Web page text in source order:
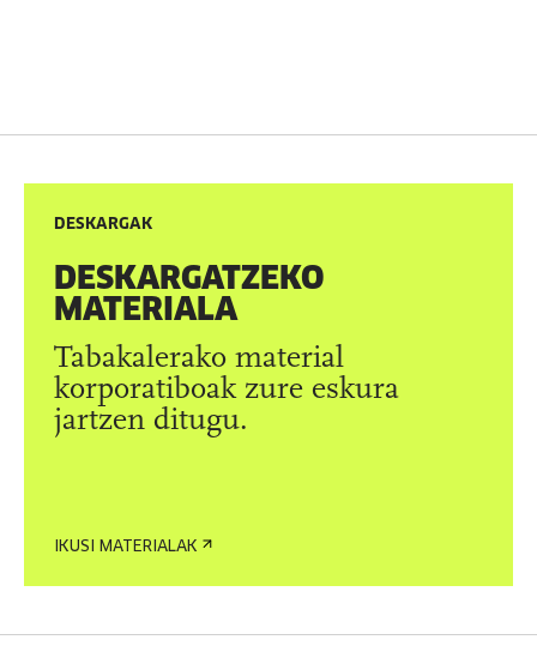
DESKARGAK
DESKARGATZEKO
MATERIALA
Tabakalerako material
korporatiboak zure eskura
jartzen ditugu.
IKUSI MATERIALAK